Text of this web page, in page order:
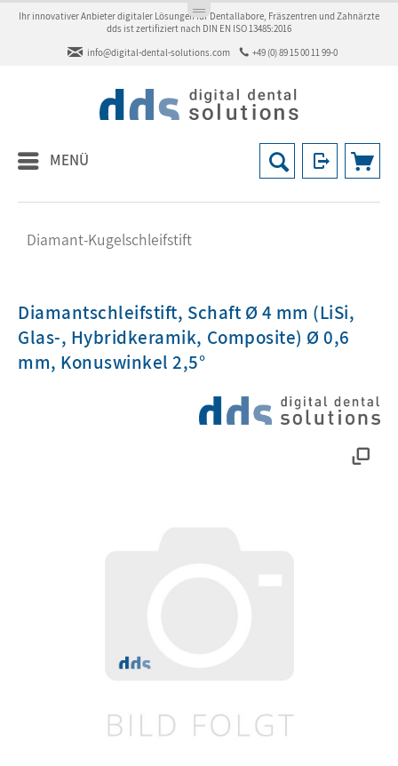
Ihr innovativer Anbieter digitaler Lösungen für Dentallabore, Fräszentren und Zahnärzte
dds ist zertifiziert nach DIN EN ISO 13485:2016
info@digital-dental-solutions.com
+49 (0) 89 15 00 11 99-0
MENÜ
Diamant-Kugelschleifstift
Diamantschleifstift, Schaft Ø 4 mm (LiSi,
Glas-, Hybridkeramik, Composite) Ø 0,6
mm, Konuswinkel 2,5°